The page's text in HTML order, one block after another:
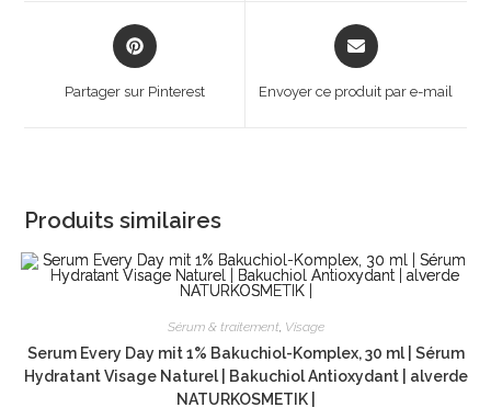
Opens
in
Partager sur Pinterest
Opens
in
new
Envoyer ce produit par e-mail
Produits similaires
Sérum & traitement, Visage
Serum Every Day mit 1% Bakuchiol-Komplex, 30 ml | Sérum
Hydratant Visage Naturel | Bakuchiol Antioxydant | alverde
NATURKOSMETIK |